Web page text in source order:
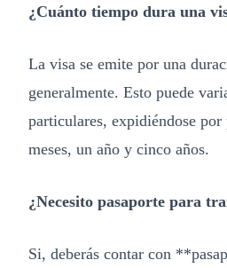
¿Cuánto tiempo dura una
La visa se emite por una
generalmente. Esto puede
particulares, expidiéndose por
meses, un año y cinco años.
¿Necesito pasaporte para
Si, deberás contar con